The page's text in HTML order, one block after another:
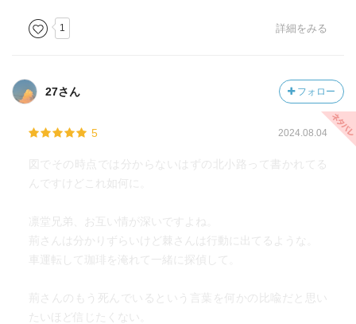
1 詳細をみる
27さん フォロー
5 2024.08.04
図でその時点では分からないはずの北小路って書かれてる
んですけどこれ如何に。
凛堂兄弟、お互い情が深いですよね。
荊さんは分かりずらいけど棘さんは行動に出てるような。
車運転して珈琲を淹れて一緒に探偵して。
荊さんのもう死んでいるという言葉を何かの比喩だと思い
たいほど信じたくない。